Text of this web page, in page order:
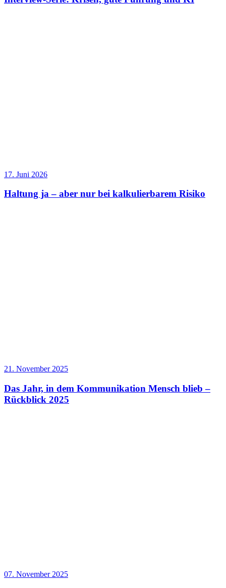
17. Juni 2026
Haltung ja – aber nur bei kalkulierbarem Risiko
21. November 2025
Das Jahr, in dem Kommunikation Mensch blieb –
Rückblick 2025
07. November 2025